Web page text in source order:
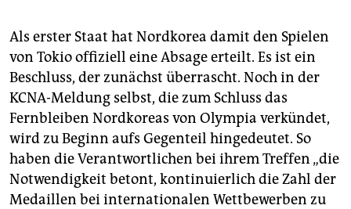
Als erster Staat hat Nordkorea damit den Spielen
von Tokio offiziell eine Absage erteilt. Es ist ein
Beschluss, der zunächst überrascht. Noch in der
KCNA-Meldung selbst, die zum Schluss das
Fernbleiben Nordkoreas von Olympia verkündet,
wird zu Beginn aufs Gegenteil hingedeutet. So
haben die Verantwortlichen bei ihrem Treffen „die
Notwendigkeit betont, kontinuierlich die Zahl der
Medaillen bei internationalen Wettbewerben zu